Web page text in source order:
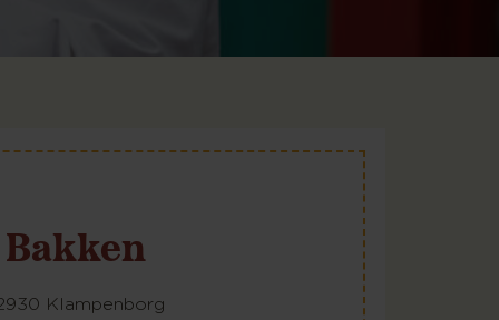
Klampenborg